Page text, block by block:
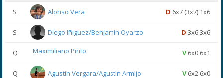
S Alonso Vera D 6x7 (3x7) 1x6
S Diego Iñiguez/Benjamín Oyarzo D 3x6 3x6
Q Maximiliano Pinto V6x0 6x1
Q Agustin Vergara/Agustín Armijo V6x2 6x0